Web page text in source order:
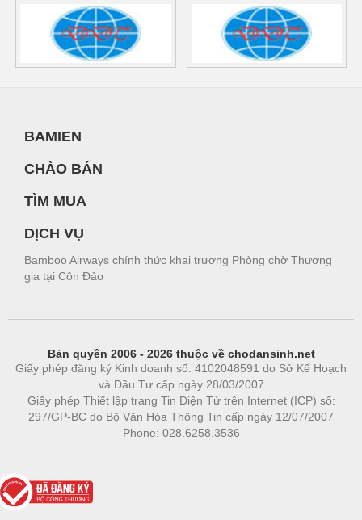
BAMIEN
CHÀO BÁN
TÌM MUA
DỊCH VỤ
Bamboo Airways chính thức khai trương Phòng chờ Thương
gia tại Côn Đảo
Bản quyền 2006 - 2026 thuộc về chodansinh.net
Giấy phép đăng ký Kinh doanh số: 4102048591 do Sở Kế Hoạch
và Đầu Tư cấp ngày 28/03/2007
Giấy phép Thiết lập trang Tin Điện Tử trên Internet (ICP) số:
297/GP-BC do Bộ Văn Hóa Thông Tin cấp ngày 12/07/2007
Phone: 028.6258.3536